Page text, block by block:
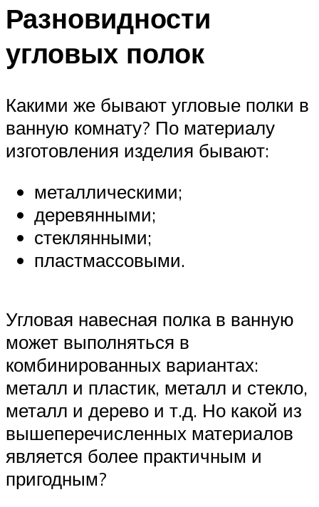
Разновидности
угловых полок
Какими же бывают угловые полки в
ванную комнату? По материалу
изготовления изделия бывают:
металлическими;
деревянными;
стеклянными;
пластмассовыми.
Угловая навесная полка в ванную
может выполняться в
комбинированных вариантах:
металл и пластик, металл и стекло,
металл и дерево и т.д. Но какой из
вышеперечисленных материалов
является более практичным и
пригодным?